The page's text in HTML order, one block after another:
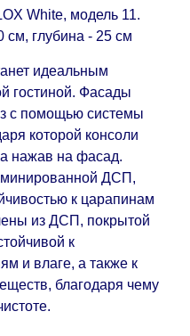
White, модель 11.
глубина - 25 см
идеальным
гостиной. Фасады
с помощью системы
которой консоли
нажав на фасад.
ДСП,
к царапинам
из ДСП, покрытой
к
и влаге, а также к
благодаря чему